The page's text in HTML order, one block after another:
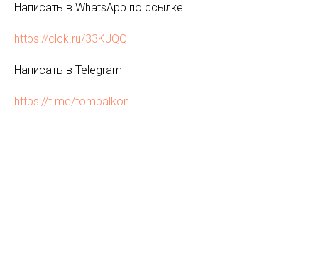
Написать в WhatsApp по ссылке
https://clck.ru/33KJQQ
Написать в Telegram
https://t.me/tombalkon